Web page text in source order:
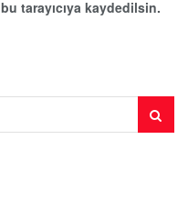
tarayıcıya kaydedilsin.